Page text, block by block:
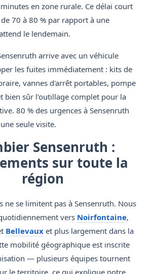
en zone rurale. Ce délai court
70 à 80 % par rapport à une
le lendemain.
arrive avec un véhicule
les fuites immédiatement : kits de
vannes d'arrêt portables, pompe
bien sûr l'outillage complet pour la
80 % des urgences à Sensenruth
seule visite.
Sensenruth :
sur toute la
région
ne se limitent pas à Sensenruth. Nous
vers Noirfontaine,
Bellevaux et plus largement dans la
mobilité géographique est inscrite
— plusieurs équipes tournent